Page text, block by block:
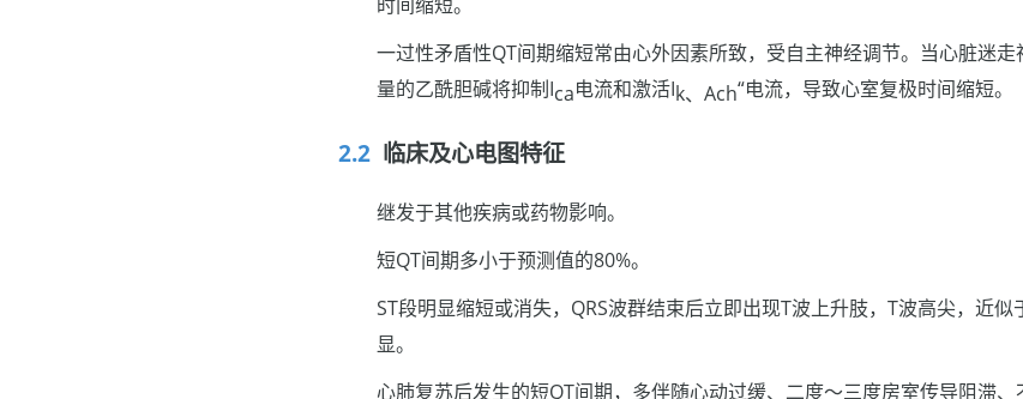
一过性矛盾性QT间期缩短常由心外因素所致，受自主神经调节。当心脏迷
量的乙酰胆碱将抑制Ica电流和激活Ik、Ach“电流，导致心室复极时间缩短。
临床及心电图特征
继发于其他疾病或药物影响。
短QT间期多小于预测值的80%。
ST段明显缩短或消失，QRS波群结束后立即出现T波上升肢，T波高尖，近
显。
心肺复苏后发生的短QT间期，多伴随心动过缓、二度～三度房室传导阻滞